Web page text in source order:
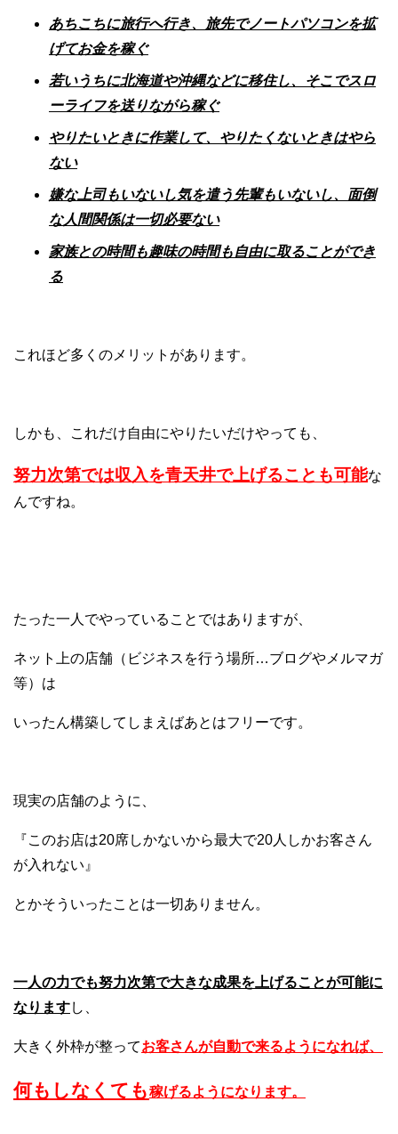
あちこちに旅行へ行き、旅先でノートパソコンを拡
げてお金を稼ぐ
若いうちに北海道や沖縄などに移住し、そこでスロ
ーライフを送りながら稼ぐ
やりたいときに作業して、やりたくないときはやら
ない
嫌な上司もいないし気を遣う先輩もいないし、面倒
な人間関係は一切必要ない
家族との時間も趣味の時間も自由に取ることができ
る
これほど多くのメリットがあります。
しかも、これだけ自由にやりたいだけやっても、
努力次第では収入を青天井で上げることも可能な
んですね。
たった一人でやっていることではありますが、
ネット上の店舗（ビジネスを行う場所…ブログやメルマガ
等）は
いったん構築してしまえばあとはフリーです。
現実の店舗のように、
『このお店は20席しかないから最大で20人しかお客さん
が入れない』
とかそういったことは一切ありません。
一人の力でも努力次第で大きな成果を上げることが可能に
なりますし、
大きく外枠が整ってお客さんが自動で来るようになれば、
何もしなくても稼げるようになります。